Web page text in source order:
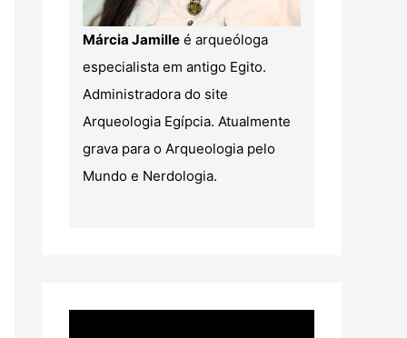
Márcia Jamille é arqueóloga
especialista em antigo Egito.
Administradora do site
Arqueologia Egípcia. Atualmente
grava para o Arqueologia pelo
Mundo e Nerdologia.